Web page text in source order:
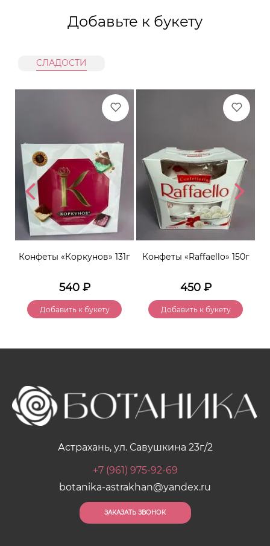
Добавьте к букету
СЛАДОСТИ
Конфеты «Коркунов» 131г
540₽
Добавить к букету
Конфеты «Raffaello» 150г
450₽
Добавить к букету
Астрахань, ул. Савушкина 23г/2
+7 (961) 975-92-69
botanika-astrakhan@yandex.ru
ЗАКАЗАТЬ ЗВОНОК